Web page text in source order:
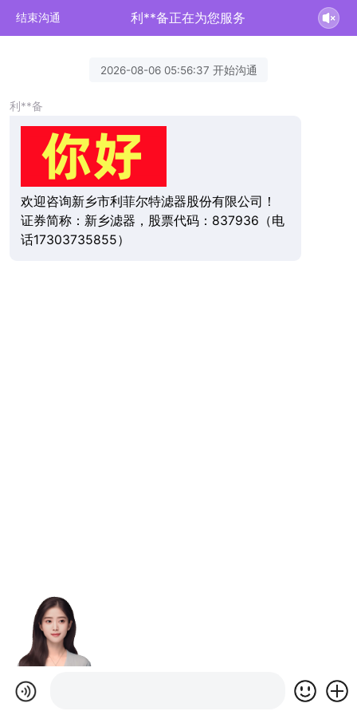
结束沟通 利**备正在为您服务
2026-08-06 05:56:37 开始沟通
利**备
欢迎咨询新乡市利菲尔特滤器股份有限公司！
证券简称：新乡滤器，股票代码：837936（电
话17303735855）